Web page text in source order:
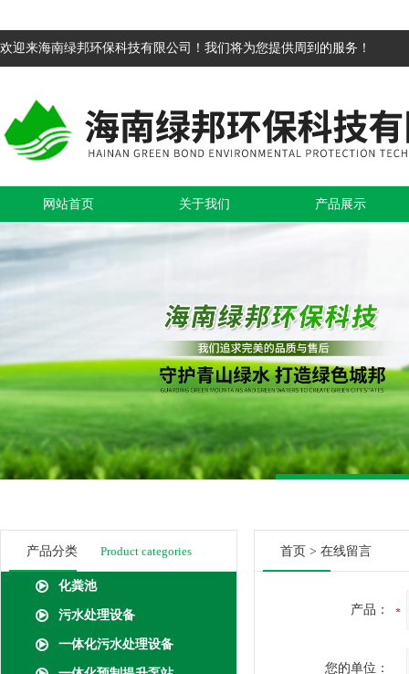
欢迎来海南绿邦环保科技有限公司！我们将为您提供周到的服务！
网站首页 关于我们 产品展示
产品分类 Product categories
化粪池
污水处理设备
一体化污水处理设备
首页 > 在线留言
产品：
您的单位：